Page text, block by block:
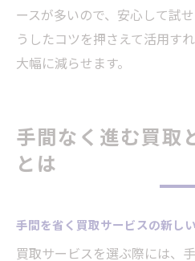
ースが多いので、安心して試
うしたコツを押さえて活用す
大幅に減らせます。
手間なく進む買取
とは
手間を省く買取サービスの新し
買取サービスを選ぶ際には、